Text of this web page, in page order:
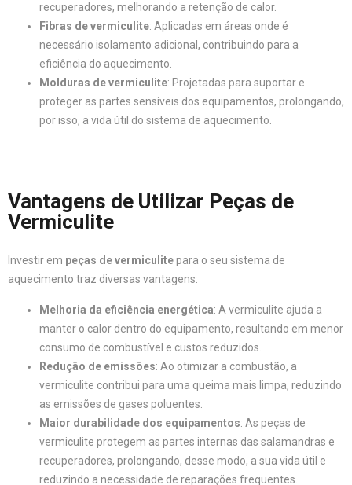
recuperadores, melhorando a retenção de calor.
Fibras de vermiculite: Aplicadas em áreas onde é
necessário isolamento adicional, contribuindo para a
eficiência do aquecimento.
Molduras de vermiculite: Projetadas para suportar e
proteger as partes sensíveis dos equipamentos, prolongando,
por isso, a vida útil do sistema de aquecimento.
Vantagens de Utilizar Peças de
Vermiculite
Investir em peças de vermiculitepara o seu sistema de
aquecimento traz diversas vantagens:
Melhoria da eficiência energética: A vermiculite ajuda a
manter o calor dentro do equipamento, resultando em menor
consumo de combustível e custos reduzidos.
Redução de emissões: Ao otimizar a combustão, a
vermiculite contribui para uma queima mais limpa, reduzindo
as emissões de gases poluentes.
Maior durabilidade dos equipamentos: As peças de
vermiculite protegem as partes internas das salamandras e
recuperadores, prolongando, desse modo, a sua vida útil e
reduzindo a necessidade de reparações frequentes.